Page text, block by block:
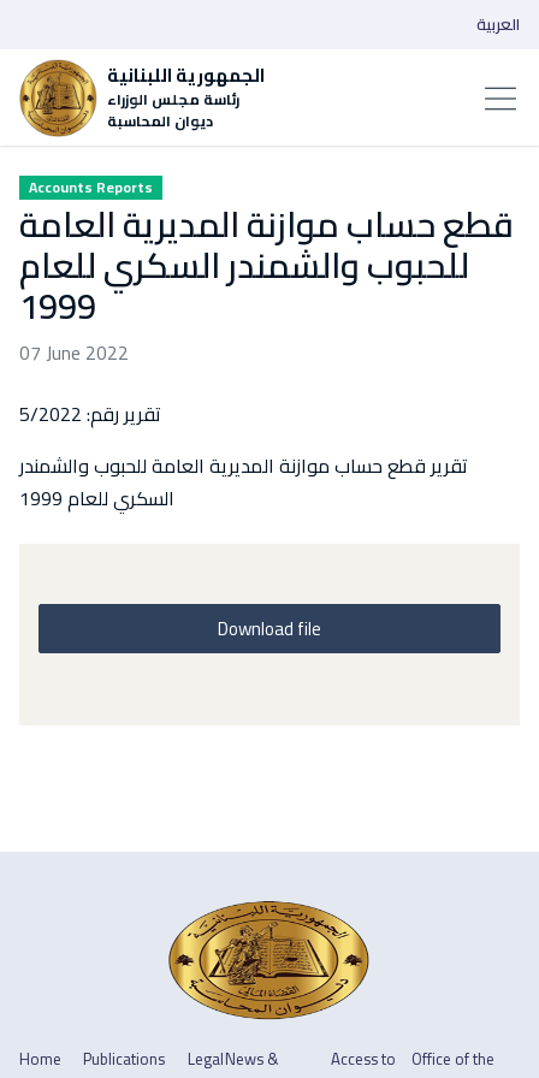
الجمهورية اللبنانية
رئاسة مجلس الوزراء
ديوان المحاسبة
العربية
Accounts Reports
قطع حساب موازنة المديرية العامة
للحبوب والشمندر السكري للعام
1999
07 June 2022
تقرير رقم: 5/2022
تقرير قطع حساب موازنة المديرية العامة للحبوب والشمندر
السكري للعام 1999
Download file
Home Publications LegalNews & Access to Office of the